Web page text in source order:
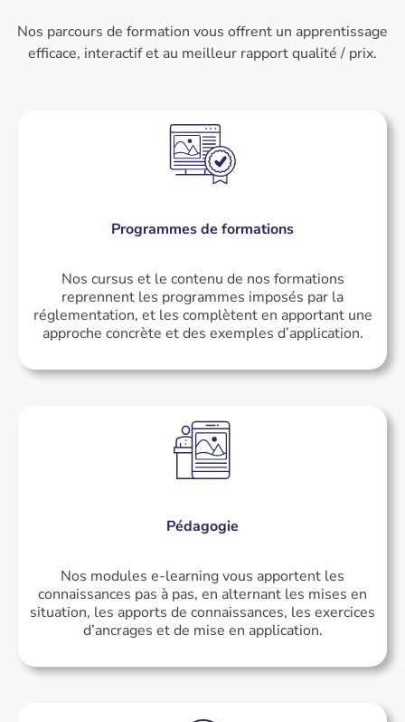
Nos parcours de formation vous offrent un apprentissage
efficace, interactif et au meilleur rapport qualité / prix.
Programmes de formations
Nos cursus et le contenu de nos formations
reprennent les programmes imposés par la
réglementation, et les complètent en apportant une
approche concrète et des exemples d’application.
Pédagogie
Nos modules e-learning vous apportent les
connaissances pas à pas, en alternant les mises en
situation, les apports de connaissances, les exercices
d’ancrages et de mise en application.